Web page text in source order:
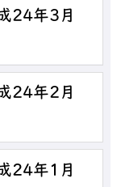
24年3月
24年2月
24年1月